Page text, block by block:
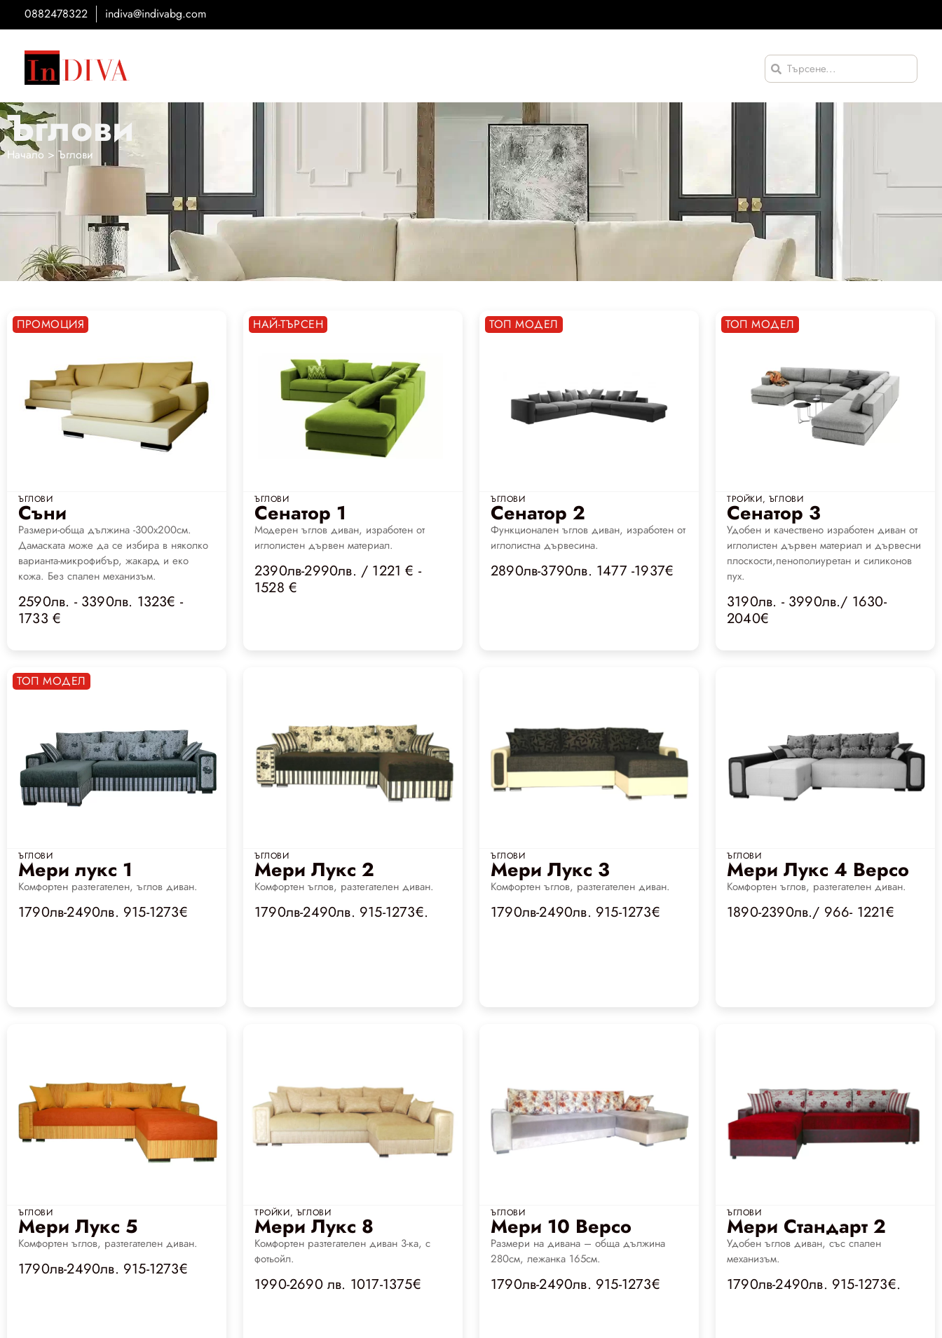
0882478322 indiva@indivabg.com
Ъглови
Начало > Ъглови
ПРОМОЦИЯ
ЪГЛОВИ
Съни
Размери-обща дължина -300х200см.
Дамаската може да се избира в няколко
варианта-микрофибър, жакард и еко
кожа. Без спален механизъм.
2590лв. - 3390лв. 1323€ -
1733 €
НАЙ-ТЪРСЕН
ЪГЛОВИ
Сенатор 1
Модерен ъглов диван, изработен от
иглолистен дървен материал.
2390лв-2990лв. / 1221 € -
1528 €
ТОП МОДЕЛ
ЪГЛОВИ
Сенатор 2
Функционален ъглов диван, изработен от
иглолистна дървесина.
2890лв-3790лв. 1477 -1937€
ТОП МОДЕЛ
ТРОЙКИ, ЪГЛОВИ
Сенатор 3
Удобен и качествено изработен диван от
иглолистен дървен материал и дървесни
плоскости,пенополиуретан и силиконов
пух.
3190лв. - 3990лв./ 1630-
2040€
ТОП МОДЕЛ
ЪГЛОВИ
Мери лукс 1
Комфортен разтегателен, ъглов диван.
1790лв-2490лв. 915-1273€
ЪГЛОВИ
Мери Лукс 2
Комфортен ъглов, разтегателен диван.
1790лв-2490лв. 915-1273€.
ЪГЛОВИ
Мери Лукс 3
Комфортен ъглов, разтегателен диван.
1790лв-2490лв. 915-1273€
ЪГЛОВИ
Мери Лукс 4 Версо
Комфортен ъглов, разтегателен диван.
1890-2390лв./ 966- 1221€
ЪГЛОВИ
Мери Лукс 5
Комфортен ъглов, разтегателен диван.
1790лв-2490лв. 915-1273€
ТРОЙКИ, ЪГЛОВИ
Мери Лукс 8
Комфортен разтегателен диван 3-ка, с
фотьойл.
1990-2690 лв. 1017-1375€
ЪГЛОВИ
Мери 10 Версо
Размери на дивана – обща дължина
280см, лежанка 165см.
1790лв-2490лв. 915-1273€
ЪГЛОВИ
Мери Стандарт 2
Удобен ъглов диван, със спален
механизъм.
1790лв-2490лв. 915-1273€.